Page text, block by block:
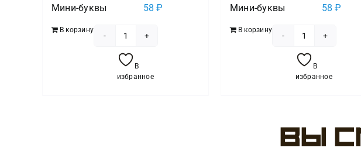
Мини-буквы 58₽
В корзину
товара
Шар
В
избранное
Мини-буквы 58₽
В корзину
товара
Шар
см)
В
избранное
Вы